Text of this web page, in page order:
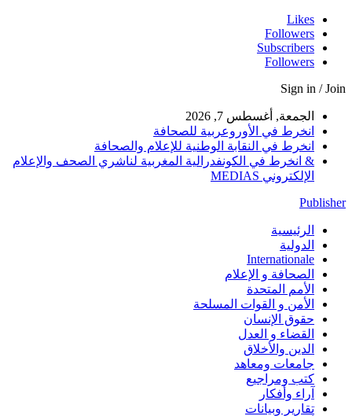
Likes
Followers
Subscribers
Followers
Sign in / Join
الجمعة, أغسطس 7, 2026
انخرط في الأوروعربية للصحافة
انخرط في النقابة الوطنية للإعلام والصحافة
& انخرط في الكونفدرالية المغربية لناشري الصحف والإعلام
الإلكتروني MEDIAS
Publisher
الرئيسية
الدولية
Internationale
الصحافة و الإعلام
الأمم المتحدة
الأمن و القوات المسلحة
حقوق الإنسان
القضاء و العدل
الدين والأخلاق
جامعات ومعاهد
كتب ومراجيع
آراء وأفكار
تقارير وبيانات